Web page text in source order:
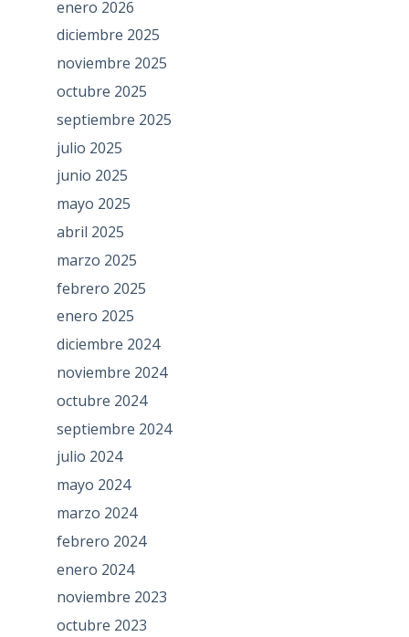
enero 2026
diciembre 2025
noviembre 2025
octubre 2025
septiembre 2025
julio 2025
junio 2025
mayo 2025
abril 2025
marzo 2025
febrero 2025
enero 2025
diciembre 2024
noviembre 2024
octubre 2024
septiembre 2024
julio 2024
mayo 2024
marzo 2024
febrero 2024
enero 2024
noviembre 2023
octubre 2023